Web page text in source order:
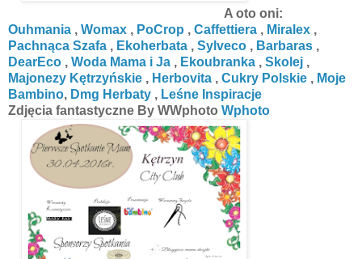
A oto oni:
Ouhmania , Womax , PoCrop , Caffettiera , Miralex ,
Pachnąca Szafa , Ekoherbata , Sylveco , Barbaras ,
DearEco , Woda Mama i Ja , Ekoubranka , Skolej ,
Majonezy Kętrzyńskie , Herbovita , Cukry Polskie , Moje
Bambino, Dmg Herbaty , Leśne Inspiracje
Zdjęcia fantastyczne By WWphoto Wphoto